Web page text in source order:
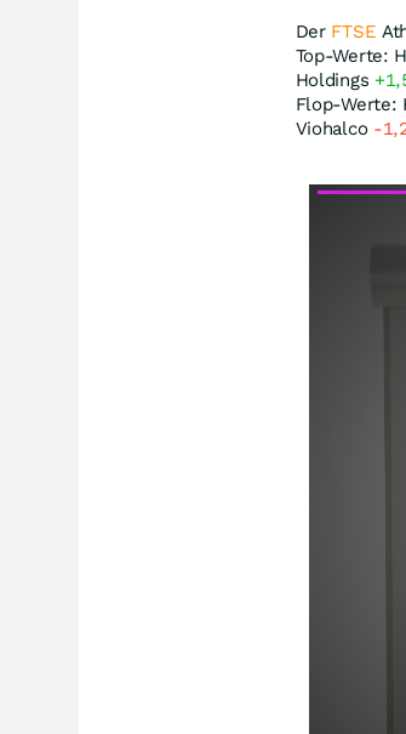
Der FTSE
Top-Werte:
Holdings
Flop-Werte:
Viohalco -